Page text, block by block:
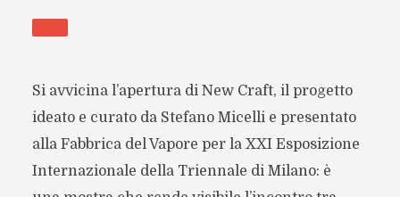
Si avvicina l’apertura di New Craft, il progetto
ideato e curato da Stefano Micelli e presentato
alla Fabbrica del Vapore per la XXI Esposizione
Internazionale della Triennale di Milano: è